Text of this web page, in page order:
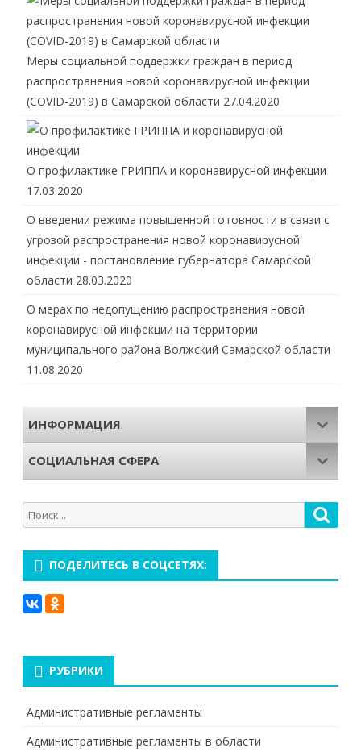
Меры социальной поддержки граждан в период
распространения новой коронавирусной инфекции
(COVID-2019) в Самарской области 27.04.2020
О профилактике ГРИППА и коронавирусной инфекции
17.03.2020
О введении режима повышенной готовности в связи с
угрозой распространения новой коронавирусной
инфекции - постановление губернатора Самарской
области 28.03.2020
О мерах по недопущению распространения новой
коронавирусной инфекции на территории
муниципального района Волжский Самарской области
11.08.2020
ИНФОРМАЦИЯ
СОЦИАЛЬНАЯ СФЕРА
Поиск
для:
ПОДЕЛИТЕСЬ В СОЦСЕТЯХ:
РУБРИКИ
Административные регламенты
Административные регламенты в области